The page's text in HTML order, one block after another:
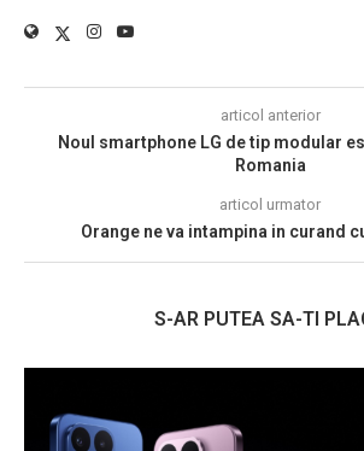
articol anterior
Noul smartphone LG de tip modular
Romania
articol urmator
Orange ne va intampina in curand
S-AR PUTEA SA-TI